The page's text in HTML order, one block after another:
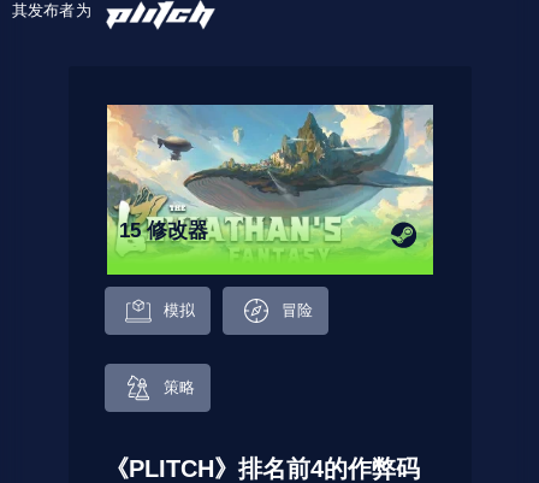
其发布者为
15 修改器
模拟 冒险
策略
《PLITCH》排名前4的作弊码